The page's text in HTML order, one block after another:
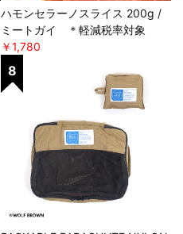
ハモンセラーノスライス 200g /
ミートガイ ＊軽減税率対象
￥1,780